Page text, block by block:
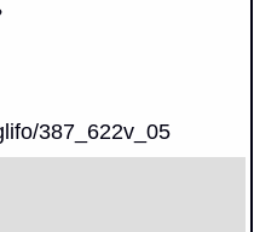
387_622v_05